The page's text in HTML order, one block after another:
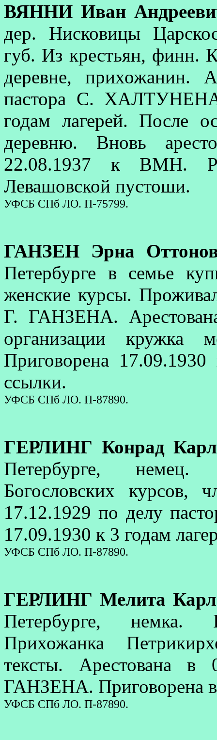
ВЯННИ Иван
дер. Нисковицы
губ. Из крестьян, финн.
деревне, прихожанин.
пастора С.
годам лагерей. После
деревню. Вновь
22.08.1937 к ВМН.
Левашовской пустоши.
УФСБ СПб ЛО. П-75799.
ГАНЗЕН Эрна
Петербурге в семье
женские курсы.
Г. ГАНЗЕНА.
организации кружка
Приговорена
ссылки.
УФСБ СПб ЛО. П-87890.
ГЕРЛИНГ Конрад
Петербурге, немец.
Богословских курсов,
17.12.1929 по делу
17.09.1930 к 3 годам
УФСБ СПб ЛО. П-87890.
ГЕРЛИНГ Мелита
Петербурге, немка.
Прихожанка
тексты. Арестована
ГАНЗЕНА. Приговорена в
УФСБ СПб ЛО. П-87890.